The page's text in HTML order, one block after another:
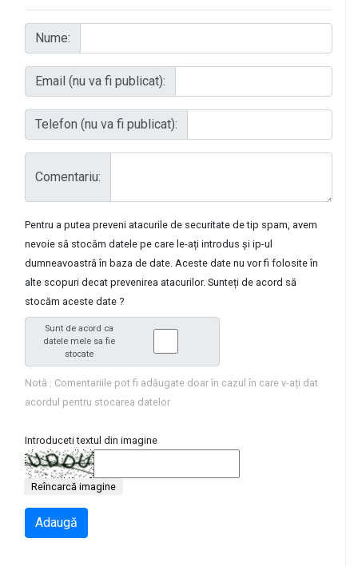
Nume:
Email (nu va fi publicat):
Telefon (nu va fi publicat):
Comentariu:
Pentru a putea preveni atacurile de securitate de tip spam, avem
nevoie să stocăm datele pe care le-ați introdus și ip-ul
dumneavoastră în baza de date. Aceste date nu vor fi folosite în
alte scopuri decat prevenirea atacurilor. Sunteți de acord să
stocăm aceste date ?
Sunt de acord ca
datele mele sa fie
stocate
Notă : Comentariile pot fi adăugate doar în cazul în care v-ați dat
acordul pentru stocarea datelor
Introduceti textul din imagine
Reîncarcă imagine
Adaugă